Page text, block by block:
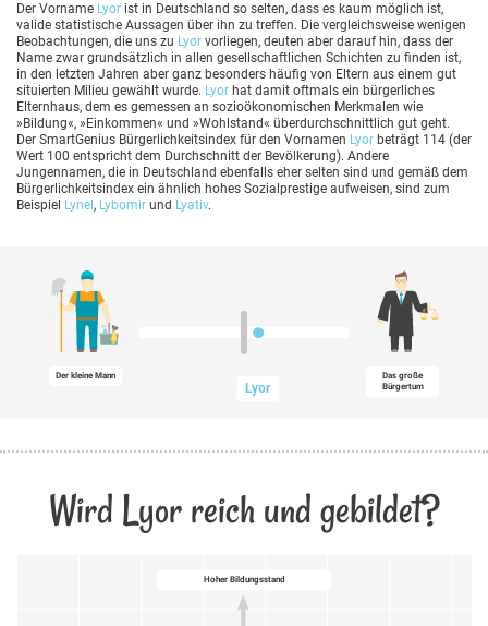
Der Vorname Lyor ist in Deutschland so selten, dass es kaum möglich ist,
valide statistische Aussagen über ihn zu treffen. Die vergleichsweise wenigen
Beobachtungen, die uns zu Lyor vorliegen, deuten aber darauf hin, dass der
Name zwar grundsätzlich in allen gesellschaftlichen Schichten zu finden ist,
in den letzten Jahren aber ganz besonders häufig von Eltern aus einem gut
situierten Milieu gewählt wurde. Lyor hat damit oftmals ein bürgerliches
Elternhaus, dem es gemessen an sozioökonomischen Merkmalen wie
»Bildung«, »Einkommen« und »Wohlstand« überdurchschnittlich gut geht.
Der SmartGenius Bürgerlichkeitsindex für den Vornamen Lyor beträgt 114 (der
Wert 100 entspricht dem Durchschnitt der Bevölkerung). Andere
Jungennamen, die in Deutschland ebenfalls eher selten sind und gemäß dem
Bürgerlichkeitsindex ein ähnlich hohes Sozialprestige aufweisen, sind zum
Beispiel Lynel , Lybomir und Lyativ.
Der kleine Mann
Lyor
Das große
Bürgertum
Wird Lyor reich und gebildet?
Hoher Bildungsstand